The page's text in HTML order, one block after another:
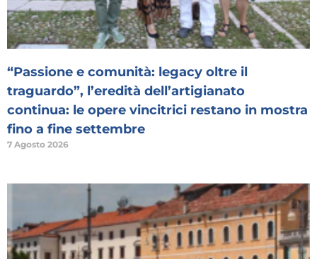
“Passione e comunità: legacy oltre il
traguardo”, l’eredità dell’artigianato
continua: le opere vincitrici restano in mostra
fino a fine settembre
7 Agosto 2026